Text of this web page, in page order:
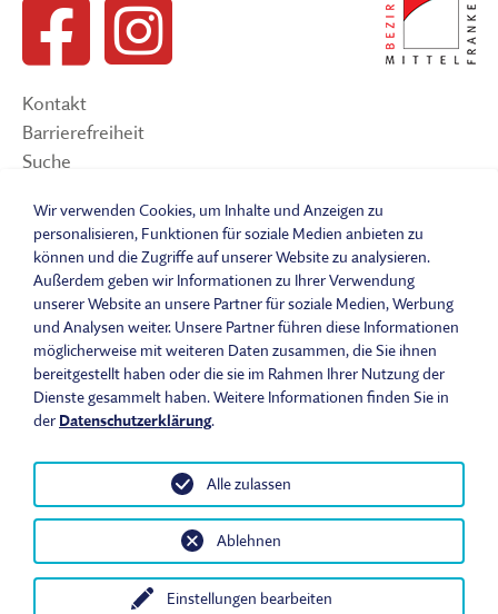
Heute im MuseumÖffnungszeiten & Eintrittspreise
Kontakt
Barrierefreiheit
Suche
Impressum
Datenschutzerklärung
Barrierefreiheitserklärung
Leichte Sprache
Widerrufsbelehrung
Vertrag widerrufen
AGB
Benutzungsordnung
© 2026 Fränkisches Freilandmuseum - Bad Windsheim | Bezirk
Mittelfranken. Alle Rechte vorbehalten.
Wir verwenden Cookies, um Inhalte und Anzeigen zu
personalisieren, Funktionen für soziale Medien anbieten zu
können und die Zugriffe auf unserer Website zu analysieren.
Außerdem geben wir Informationen zu Ihrer Verwendung
unserer Website an unsere Partner für soziale Medien, Werbung
und Analysen weiter. Unsere Partner führen diese Informationen
möglicherweise mit weiteren Daten zusammen, die Sie ihnen
bereitgestellt haben oder die sie im Rahmen Ihrer Nutzung der
Dienste gesammelt haben. Weitere Informationen finden Sie in
der Datenschutzerklärung.
Einstellungen bearbeiten
Ablehnen
Alle zulassen